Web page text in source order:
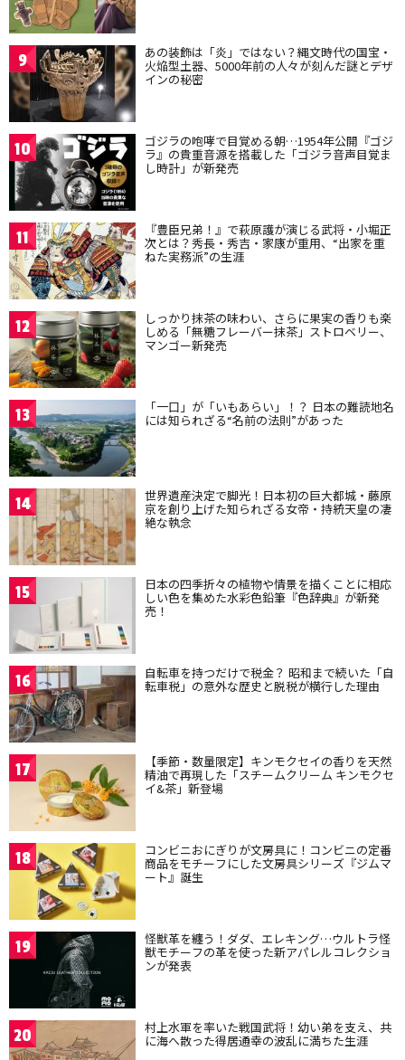
9 あの装飾は「炎」ではない？縄文時代の国宝・
火焔型土器、5000年前の人々が刻んだ謎とデザ
インの秘密
10 ゴジラの咆哮で目覚める朝…1954年公開『ゴジ
ラ』の貴重音源を搭載した「ゴジラ音声目覚ま
し時計」が新発売
11 『豊臣兄弟！』で萩原護が演じる武将・小堀正
次とは？秀長・秀吉・家康が重用、“出家を重
ねた実務派”の生涯
12 しっかり抹茶の味わい、さらに果実の香りも楽
しめる「無糖フレーバー抹茶」ストロベリー、
マンゴー新発売
13 「一口」が「いもあらい」！？ 日本の難読地名
には知られざる“名前の法則”があった
14 世界遺産決定で脚光！日本初の巨大都城・藤原
京を創り上げた知られざる女帝・持統天皇の凄
絶な執念
15 日本の四季折々の植物や情景を描くことに相応
しい色を集めた水彩色鉛筆『色辞典』が新発
売！
16 自転車を持つだけで税金？ 昭和まで続いた「自
転車税」の意外な歴史と脱税が横行した理由
17 【季節・数量限定】キンモクセイの香りを天然
精油で再現した「スチームクリーム キンモクセ
イ&茶」新登場
18 コンビニおにぎりが文房具に！コンビニの定番
商品をモチーフにした文房具シリーズ『ジムマ
ート』誕生
19 怪獣革を纏う！ダダ、エレキング…ウルトラ怪
獣モチーフの革を使った新アパレルコレクショ
ンが発表
20 村上水軍を率いた戦国武将！幼い弟を支え、共
に海へ散った得居通幸の波乱に満ちた生涯